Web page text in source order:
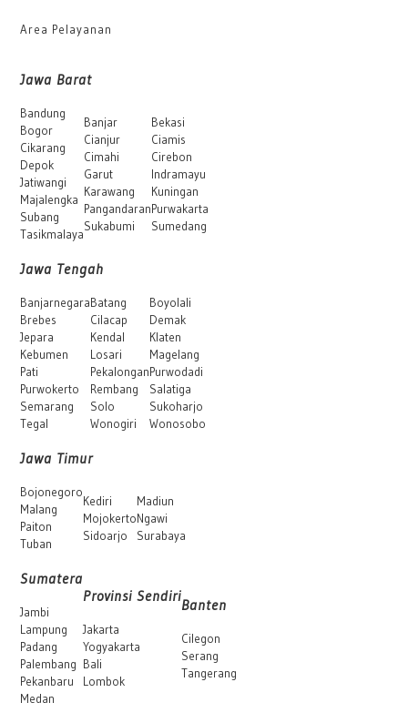
Area Pelayanan
Jawa Barat
Bandung
Bogor
Cikarang
Depok
Jatiwangi
Majalengka
Subang
Tasikmalaya
Banjar
Cianjur
Cimahi
Garut
Karawang
Pangandaran
Sukabumi
Bekasi
Ciamis
Cirebon
Indramayu
Kuningan
Purwakarta
Sumedang
Jawa Tengah
Banjarnegara
Brebes
Jepara
Kebumen
Pati
Purwokerto
Semarang
Tegal
Batang
Cilacap
Kendal
Losari
Pekalongan
Rembang
Solo
Wonogiri
Boyolali
Demak
Klaten
Magelang
Purwodadi
Salatiga
Sukoharjo
Wonosobo
Jawa Timur
Bojonegoro
Malang
Paiton
Tuban
Kediri
Mojokerto
Sidoarjo
Madiun
Ngawi
Surabaya
Sumatera
Jambi
Lampung
Padang
Palembang
Pekanbaru
Medan
Provinsi Sendiri
Jakarta
Yogyakarta
Bali
Lombok
Banten
Cilegon
Serang
Tangerang